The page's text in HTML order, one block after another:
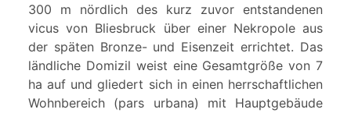
300 m nördlich des kurz zuvor entstandenen
vicus von Bliesbruck über einer Nekropole aus
der späten Bronze- und Eisenzeit errichtet. Das
ländliche Domizil weist eine Gesamtgröße von 7
ha auf und gliedert sich in einen herrschaftlichen
Wohnbereich (pars urbana) mit Hauptgebäude